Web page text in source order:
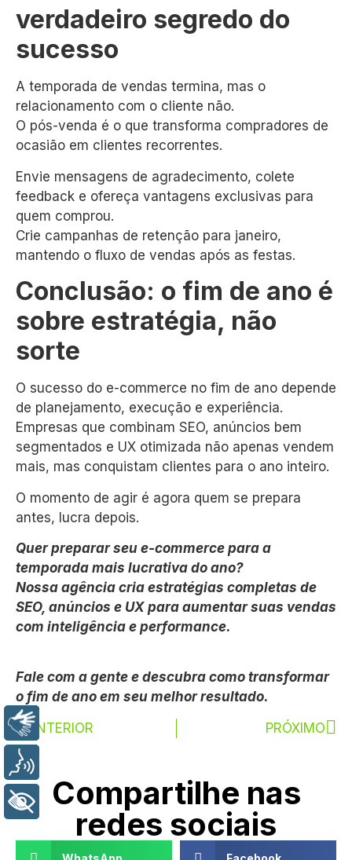
verdadeiro segredo do
sucesso
A temporada de vendas termina, mas o
relacionamento com o cliente não.
O pós-venda é o que transforma compradores de
ocasião em clientes recorrentes.
Envie mensagens de agradecimento, colete
feedback e ofereça vantagens exclusivas para
quem comprou.
Crie campanhas de retenção para janeiro,
mantendo o fluxo de vendas após as festas.
Conclusão: o fim de ano é
sobre estratégia, não
sorte
O sucesso do e-commerce no fim de ano depende
de planejamento, execução e experiência.
Empresas que combinam SEO, anúncios bem
segmentados e UX otimizada não apenas vendem
mais, mas conquistam clientes para o ano inteiro.
O momento de agir é agora quem se prepara
antes, lucra depois.
Quer preparar seu e-commerce para a
temporada mais lucrativa do ano?
Nossa agência cria estratégias completas de
SEO, anúncios e UX para aumentar suas vendas
com inteligência e performance.
Fale com a gente e descubra como transformar
o fim de ano em seu melhor resultado.
ANTERIOR
PRÓXIMO
Compartilhe nas
redes sociais
Libras
+ Acessibilidade